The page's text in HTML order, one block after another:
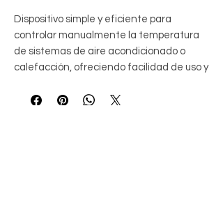
Dispositivo simple y eficiente para
controlar manualmente la temperatura
de sistemas de aire acondicionado o
calefacción, ofreciendo facilidad de uso y
Staging: 2 Calor / 1 Frío. Compatibles con